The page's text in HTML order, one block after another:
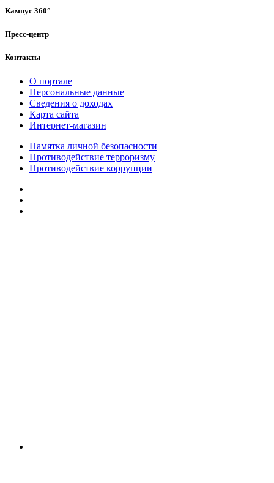
Кампус 360°
Пресс-центр
Контакты
О портале
Персональные данные
Сведения о доходах
Карта сайта
Интернет-магазин
Памятка личной безопасности
Противодействие терроризму
Противодействие коррупции